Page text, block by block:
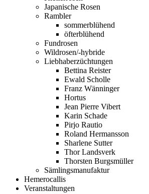
Japanische Rosen
Rambler
sommerblühend
öfterblühend
Fundrosen
Wildrosen/-hybride
Liebhaberzüchtungen
Bettina Reister
Ewald Scholle
Franz Wänninger
Hortus
Jean Pierre Vibert
Karin Schade
Pirjo Rautio
Roland Hermansson
Sharlene Sutter
Thor Landsverk
Thorsten Burgsmüller
Sämlingsmanufaktur
Hemerocallis
Veranstaltungen